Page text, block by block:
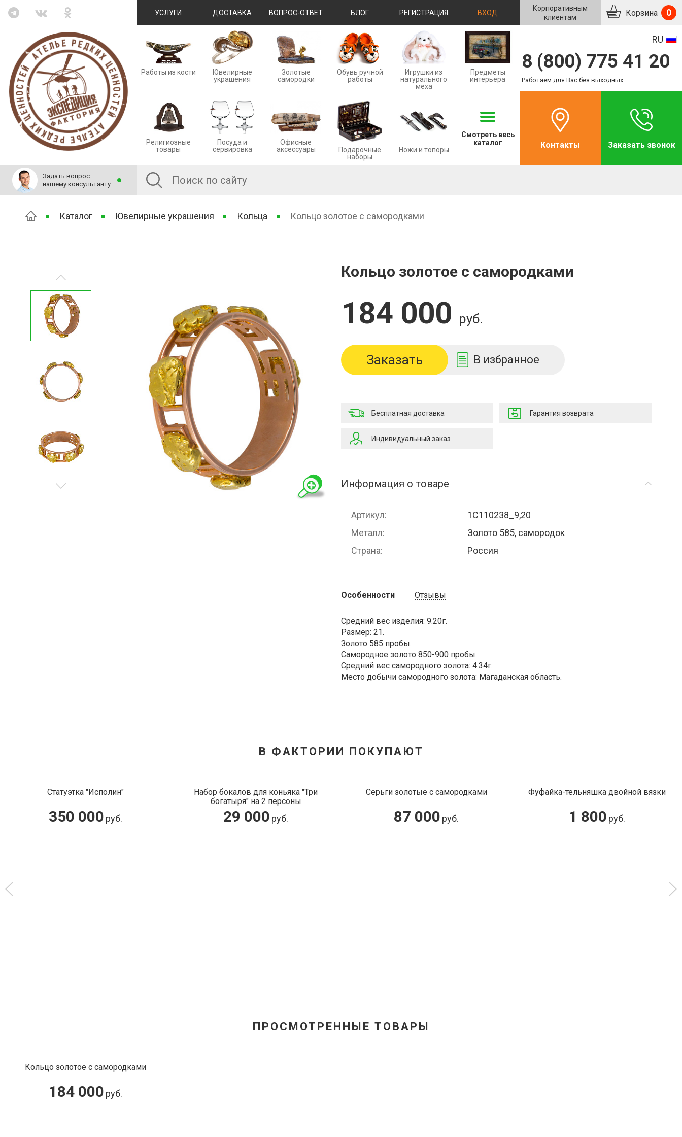
УСЛУГИ ДОСТАВКА ВОПРОС-ОТВЕТ БЛОГ РЕГИСТРАЦИЯ ВХОД
Корпоративным
клиентам
Корзина 0
Работы из кости
Ювелирные
украшения
Золотые
cамородки
Обувь ручной
работы
Игрушки из
натурального
меха
Предметы
интерьера
Религиозные
товары
Посуда и
сервировка
Офисные
аксессуары
Подарочные
наборы
Ножи и топоры
Смотреть весь
каталог
RU
8 (800) 775 41 20
Работаем для Вас без выходных
Контакты Заказать звонок
Задать вопрос
нашему консультанту
Каталог Ювелирные украшения Кольца Кольцо золотое с самородками
Кольцо золотое с самородками
184 000 руб.
Заказать В избранное
Бесплатная доставка Гарантия возврата
Индивидуальный заказ
Информация о товаре
Артикул
1С110238_9,20
Металл
Золото 585, самородок
Страна
Россия
Особенности Отзывы
Средний вес изделия: 9.20г.
Размер: 21.
Золото 585 пробы.
Самородное золото 850-900 пробы.
Средний вес самородного золота: 4.34г.
Место добычи самородного золота: Магаданская область.
В ФАКТОРИИ ПОКУПАЮТ
Фуфайка-тельняшка двойной вязки
1 800 руб.
ПРОСМОТРЕННЫЕ ТОВАРЫ
Кольцо золотое с самородками
184 000 руб.